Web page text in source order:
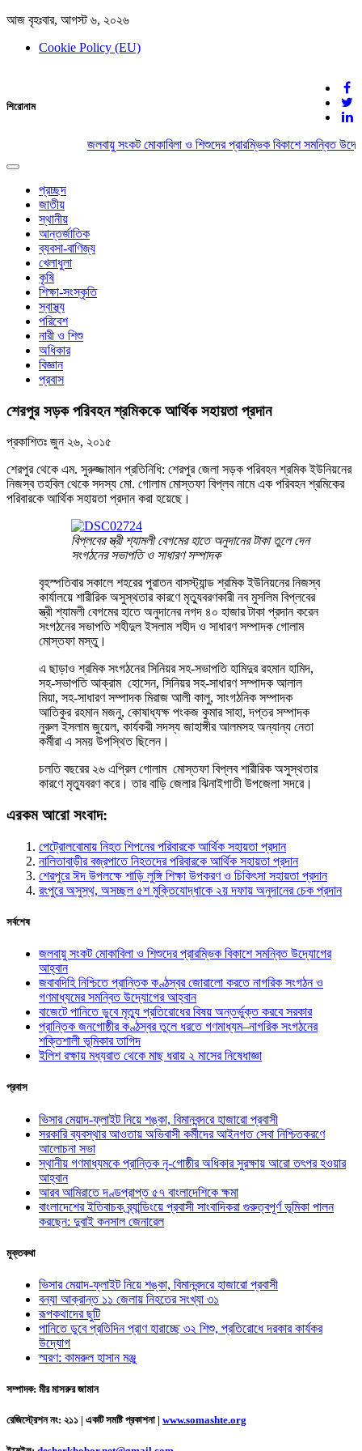
আজ বৃহঃবার, আগস্ট ৬, ২০২৬
Cookie Policy (EU)
দেশের খবর
যুক্ত থাকুন দেশের সঙ্গে
শিরোনাম
জলবায়ু সংকট মোকাবিলা ও শিশুদের প্রারম্ভিক বিকাশে সমন্বিত
Toggle
navigation
প্রচ্ছদ
জাতীয়
স্থানীয়
আন্তর্জাতিক
ব্যবসা-বাণিজ্য
খেলাধুলা
কৃষি
শিক্ষা-সংস্কৃতি
স্বাস্থ্য
পরিবেশ
নারী ও শিশু
অধিকার
বিজ্ঞান
প্রবাস
শেরপুর সড়ক পরিবহন শ্রমিককে আর্থিক সহায়তা প্রদান
প্রকাশিতঃ জুন ২৬, ২০১৫
শেরপুর থেকে এম. সুরুজ্জামান প্রতিনিধি: শেরপুর জেলা সড়ক পরিবহন শ্রমিক ইউনিয়নের
নিজস্ব তহবিল থেকে সদস্য মো. গোলাম মোস্তফা বিপ্লব নামে এক পরিবহন শ্রমিকের
পরিবারকে আর্থিক সহায়তা প্রদান করা হয়েছে।
বিপ্লবের স্ত্রী শ্যামলী বেগমের হাতে অনুদানের টাকা তুলে দেন
সংগঠনের সভাপতি ও সাধারণ সম্পাদক
বৃহস্পতিবার সকালে শহরের পুরাতন বাসস্ট্যান্ড শ্রমিক ইউনিয়নের নিজস্ব
কার্যালয়ে শারীরিক অসুস্থতার কারণে মৃত্যুবরণকারী নব মুসলিম বিপ্লবের
স্ত্রী শ্যামলী বেগমের হাতে অনুদানের নগদ ৪০ হাজার টাকা প্রদান করেন
সংগঠনের সভাপতি শহীদুল ইসলাম শহীদ ও সাধারণ সম্পাদক গোলাম
মোস্তফা মস্তু।
এ ছাড়াও শ্রমিক সংগঠনের সিনিয়র সহ-সভাপতি হামিদুর রহমান হামিদ,
সহ-সভাপতি আক্রাম হোসেন, সিনিয়র সহ-সাধারণ সম্পাদক আলাল
মিয়া, সহ-সাধারণ সম্পাদক মিরাজ আলী কালু, সাংগঠনিক সম্পাদক
আতিকুর রহমান মজনু, কোষাধ্যক্ষ পংকজ কুমার সাহা, দপ্তর সম্পাদক
নুরুল ইসলাম জুয়েল, কার্যকরী সদস্য জাহাঙ্গীর আলমসহ অন্যান্য নেতা
কর্মীরা এ সময় উপস্থিত ছিলেন।
চলতি বছরের ২৬ এপ্রিল গোলাম মোস্তফা বিপ্লব শারীরিক অসুস্থতার
কারণে মৃত্যুবরণ করে। তার বাড়ি জেলার ঝিনাইগাতী উপজেলা সদরে।
এরকম আরো সংবাদ:
পেট্রোলবোমায় নিহত শিপনের পরিবারকে আর্থিক সহায়তা প্রদান
নালিতাবাড়ীর বজ্রপাতে নিহতদের পরিবারকে আর্থিক সহায়তা প্রদান
শেরপুরে ঈদ উপলক্ষে শাড়ি লুঙ্গি শিক্ষা উপকরণ ও চিকিৎসা সহায়তা প্রদান
রংপুরে অসুস্থ, অসচ্ছল ৫শ মুক্তিযোদ্ধাকে ২য় দফায় অনুদানের চেক প্রদান
সর্বশেষ
জলবায়ু সংকট মোকাবিলা ও শিশুদের প্রারম্ভিক বিকাশে সমন্বিত উদ্যোগের
আহ্বান
জবাবদিহি নিশ্চিতে প্রান্তিক কণ্ঠস্বর জোরালো করতে নাগরিক সংগঠন ও
গণমাধ্যমের সমন্বিত উদ্যোগের আহ্বান
বাজেটে পানিতে ডুবে মৃত্যু প্রতিরোধের বিষয় অন্তর্ভুক্ত করবে সরকার
প্রান্তিক জনগোষ্ঠীর কণ্ঠস্বর তুলে ধরতে গণমাধ্যম–নাগরিক সংগঠনের
শক্তিশালী ভূমিকার তাগিদ
ইলিশ রক্ষায় মধ্যরাত থেকে মাছ ধরায় ২ মাসের নিষেধাজ্ঞা
প্রবাস
ভিসার মেয়াদ-ফ্লাইট নিয়ে শঙ্কা, বিমানবন্দরে হাজারো প্রবাসী
সরকারি ব্যবস্থার আওতায় অভিবাসী কর্মীদের আইনগত সেবা নিশ্চিতকরণে
আলোচনা সভা
স্থানীয় গণমাধ্যমকে প্রান্তিক নৃ-গোষ্ঠীর অধিকার সুরক্ষায় আরো তৎপর হওয়ার
আহ্বান
আরব আমিরাতে দণ্ডপ্রাপ্ত ৫৭ বাংলাদেশিকে ক্ষমা
বাংলাদেশের ইতিবাচক ব্র্যান্ডিংয়ে প্রবাসী সাংবাদিকরা গুরুত্বপূর্ণ ভূমিকা পালন
করছেন: দুবাই কনসাল জেনারেল
মুক্তকথা
ভিসার মেয়াদ-ফ্লাইট নিয়ে শঙ্কা, বিমানবন্দরে হাজারো প্রবাসী
বন্যা আক্রান্ত ১১ জেলায় নিহতের সংখ্যা ৩১
রূপকথাদের ছুটি
পানিতে ডুবে প্রতিদিন প্রাণ হারাচ্ছে ৩২ শিশু, প্রতিরোধে দরকার কার্যকর
উদ্যোগ
স্মরণ: কামরুল হাসান মঞ্জু
সম্পাদক: মীর মাসরুর জামান
রেজিস্ট্রেশন নং: ২১১ | একটি সমষ্টি প্রকাশনা | www.somashte.org